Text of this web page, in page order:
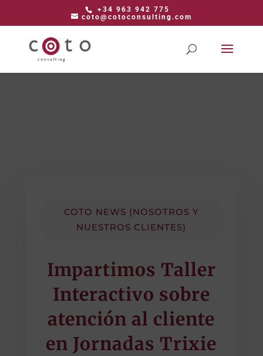
+34 963 942 775
coto@cotoconsulting.com
COTO NEWS (NOSOTROS Y
NUESTROS CLIENTES)
Impartimos Taller
Interactivo sobre
atención al cliente
en Jornadas Trixie